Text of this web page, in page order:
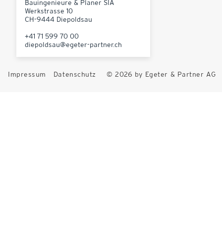
Bauingenieure & Planer SIA
Werkstrasse 10
CH-9444 Diepoldsau
+41 71 599 70 00
diepoldsau@egeter-partner.ch
Impressum Datenschutz © 2026 by Egeter & Partner AG